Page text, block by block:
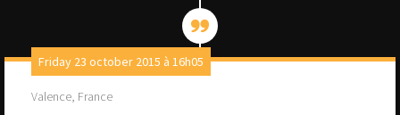
Friday 23 october 2015 à 16h05
Valence, France